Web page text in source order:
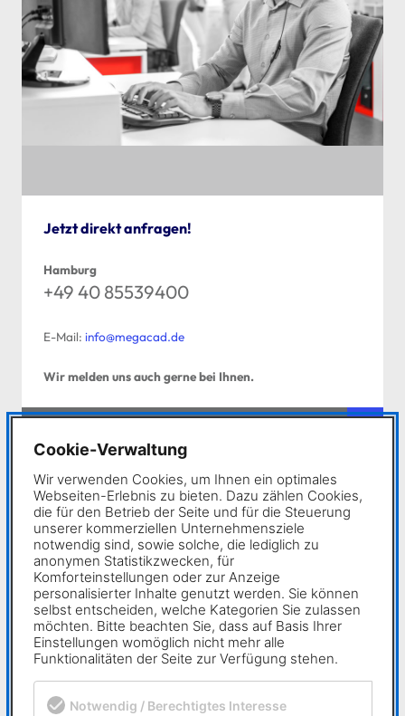
Jetzt direkt anfragen!
Hamburg
+49 40 85539400
E-Mail: info@megacad.de
Wir melden uns auch gerne bei Ihnen.
Karriere
Customer Support Manager und Trainer (m/w/d) gesucht
– werden Sie Teil unseres Teams!
Jetzt bewerben
Newsletter
Cookie-Verwaltung
Wir verwenden Cookies, um Ihnen ein optimales
Webseiten-Erlebnis zu bieten. Dazu zählen Cookies,
die für den Betrieb der Seite und für die Steuerung
unserer kommerziellen Unternehmensziele
notwendig sind, sowie solche, die lediglich zu
anonymen Statistikzwecken, für
Komforteinstellungen oder zur Anzeige
personalisierter Inhalte genutzt werden. Sie können
selbst entscheiden, welche Kategorien Sie zulassen
möchten. Bitte beachten Sie, dass auf Basis Ihrer
Einstellungen womöglich nicht mehr alle
Funktionalitäten der Seite zur Verfügung stehen.
Notwendig / Berechtigtes Interesse